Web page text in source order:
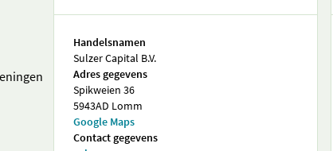
Handelsnamen
Sulzer Capital B.V.
Adres gegevens
Spikweien 36
5943AD Lomm
Google Maps
Contact gegevens